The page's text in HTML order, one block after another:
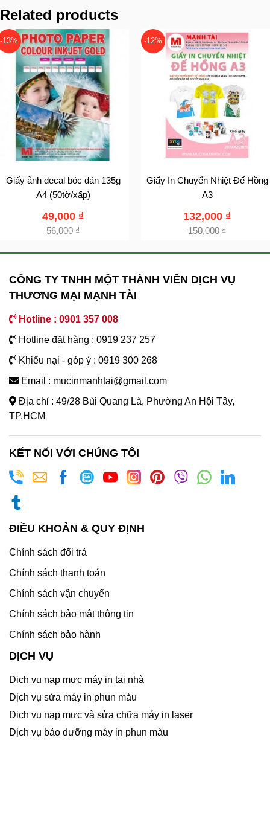
Related products
-13%
Giấy ảnh decal bóc dán 135g
A4 (50tờ/xấp)
56,000₫
49,000 ₫
-12%
Giấy In Chuyển Nhiệt Đế Hồng
A3
150,000₫
132,000 ₫
CÔNG TY TNHH MỘT THÀNH VIÊN DỊCH VỤ
THƯƠNG MẠI MẠNH TÀI
Hotline : 0901 357 008
Hotline đặt hàng : 0919 237 257
Khiếu nại - góp ý : 0919 300 268
Email : mucinmanhtai@gmail.com
Địa chỉ : 49/28 Bùi Quang Là, Phường An Hội Tây,
TP.HCM
KẾT NỐI VỚI CHÚNG TÔI
ĐIỀU KHOẢN & QUY ĐỊNH
Chính sách đổi trả
Chính sách thanh toán
Chính sách vận chuyển
Chính sách bảo mật thông tin
Chính sách bảo hành
DỊCH VỤ
Dịch vụ nạp mực máy in tại nhà
Dịch vụ sửa máy in phun màu
Dịch vụ nạp mực và sửa chữa máy in laser
Dịch vụ bảo dưỡng máy in phun màu